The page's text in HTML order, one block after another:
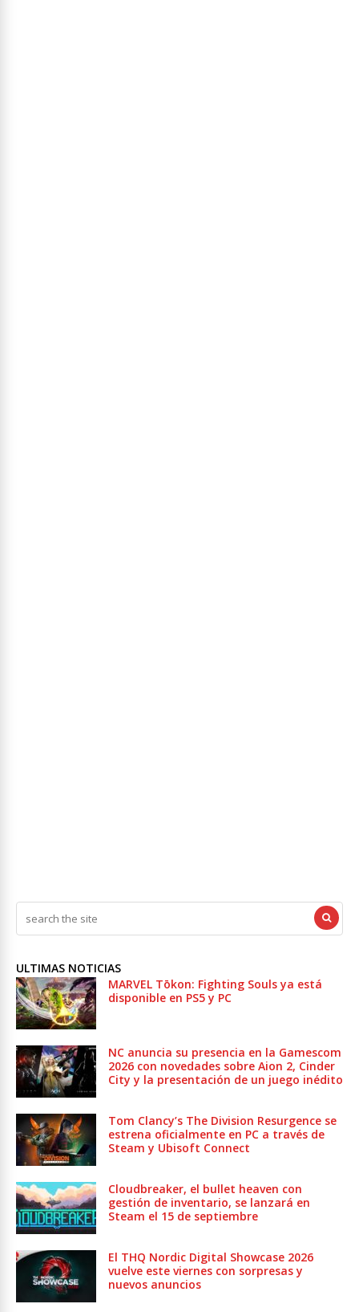
ULTIMAS NOTICIAS
MARVEL Tōkon: Fighting Souls ya está
disponible en PS5 y PC
NC anuncia su presencia en la Gamescom
2026 con novedades sobre Aion 2, Cinder
City y la presentación de un juego inédito
Tom Clancy’s The Division Resurgence se
estrena oficialmente en PC a través de
Steam y Ubisoft Connect
Cloudbreaker, el bullet heaven con
gestión de inventario, se lanzará en
Steam el 15 de septiembre
El THQ Nordic Digital Showcase 2026
vuelve este viernes con sorpresas y
nuevos anuncios